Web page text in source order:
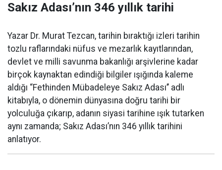
Sakız Adası’nın 346 yıllık tarihi
Yazar Dr. Murat Tezcan, tarihin bıraktığı izleri tarihin
tozlu raflarındaki nüfus ve mezarlık kayıtlarından,
devlet ve milli savunma bakanlığı arşivlerine kadar
birçok kaynaktan edindiği bilgiler ışığında kaleme
aldığı “Fethinden Mübadeleye Sakız Adası’’ adlı
kitabıyla, o dönemin dünyasına doğru tarihi bir
yolculuğa çıkarıp, adanın siyasi tarihine ışık tutarken
aynı zamanda; Sakız Adası’nın 346 yıllık tarihini
anlatıyor.